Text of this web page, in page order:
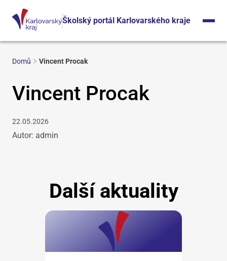
Školský portál Karlovarského kraje
Domů Vincent Procak
Vincent Procak
22.05.2026
Autor: admin
Další aktuality